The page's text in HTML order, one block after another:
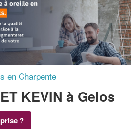
en Charpente
KEVIN à Gelos
?